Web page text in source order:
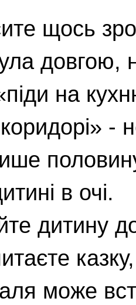
щось
довгою,
на
-
в очі.
дитину
може